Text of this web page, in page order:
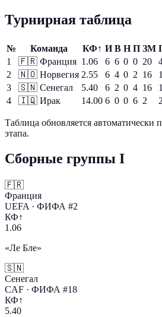
Турнирная таблица
№ Команда КФ↑ И В Н П ЗМ
1
🇫🇷 Франция 1.06 6 6 0 0 20
2
🇳🇴 Норвегия 2.55 6 4 0 2 16
3
🇸🇳 Сенегал 5.40 6 2 0 4 16
4
🇮🇶 Ирак 14.00 6 0 0 6 2
Таблица обновляется автоматически
этапа.
Сборные группы I
🇫🇷
Франция
UEFA · ФИФА #2
КФ↑
1.06
«Ле Бле»
🇸🇳
Сенегал
CAF · ФИФА #18
КФ↑
5.40